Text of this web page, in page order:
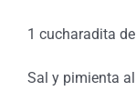
1 cucharadita
Sal y pimienta